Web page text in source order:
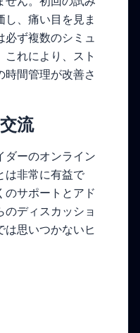
、痛い目を見ま
必ず複数のシミュ
れにより、スト
時間管理が改善さ
流
ダーのオンライン
は非常に有益で
のサポートとアド
ディスカッショ
は思いつかないヒ